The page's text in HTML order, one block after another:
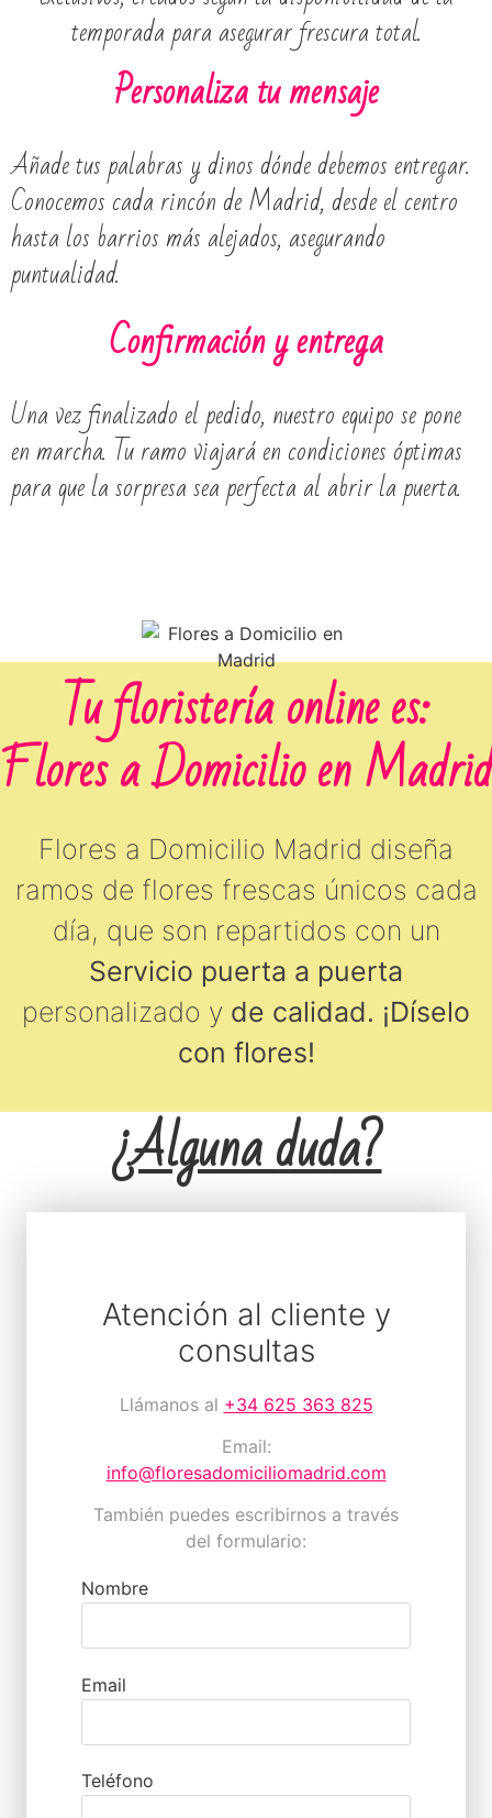
temporada para asegurar frescura total.
Personaliza tu mensaje
Añade tus palabras y dinos dónde debemos entregar.
Conocemos cada rincón de Madrid, desde el centro
hasta los barrios más alejados, asegurando
puntualidad.
Confirmación y entrega
Una vez finalizado el pedido, nuestro equipo se pone
en marcha. Tu ramo viajará en condiciones óptimas
para que la sorpresa sea perfecta al abrir la puerta.
Tu floristería online es:
Flores a Domicilio en Madrid
Flores a Domicilio Madrid diseña
ramos de flores frescas únicos cada
día, que son repartidos con un
Servicio puerta a puerta
personalizado y de calidad. ¡Díselo
con flores!
¿Alguna duda?
Atención al cliente y
consultas
Llámanos al +34 625 363 825
Email:
info@floresadomiciliomadrid.com
También puedes escribirnos a través
del formulario:
Nombre
Email
Teléfono